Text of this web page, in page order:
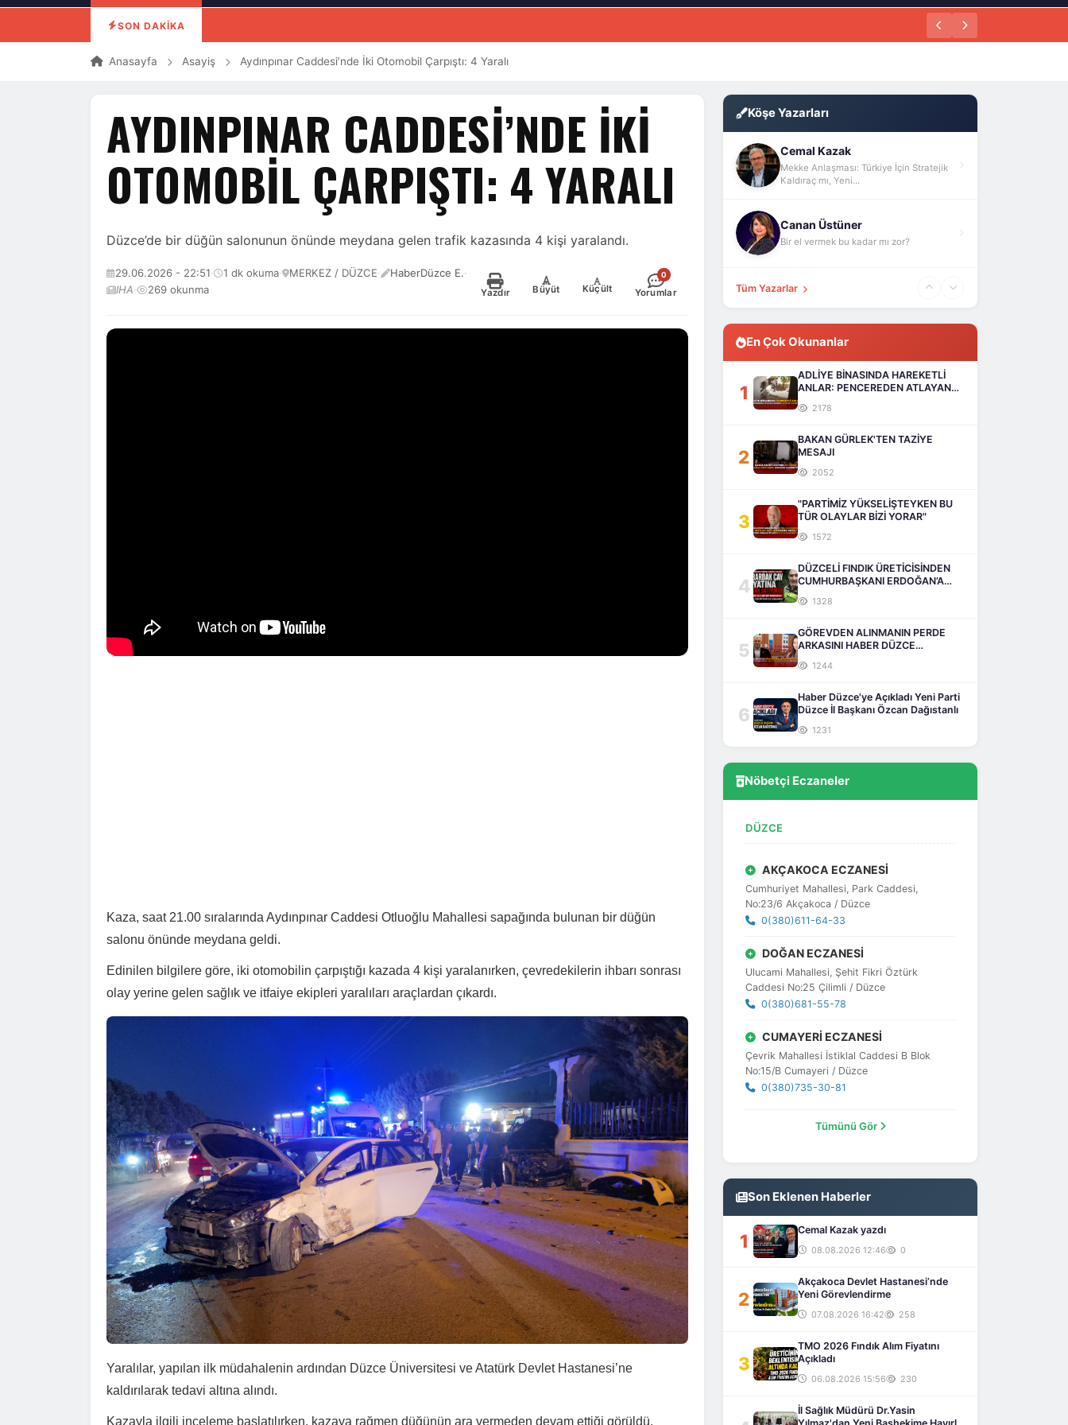
SON DAKİKA
Anasayfa Asayiş Aydınpınar Caddesi’nde İki Otomobil Çarpıştı: 4 Yaralı
AYDINPINAR CADDESI’NDE İKI
OTOMOBIL ÇARPIŞTI: 4 YARALI
Düzce’de bir düğün salonunun önünde meydana gelen trafik kazasında 4 kişi yaralandı.
29.06.2026 - 22:51· 1 dk okuma· MERKEZ / DÜZCE· HaberDüzce E.·
IHA· 269 okunma Yazdır
+
Büyüt
-
Küçült
0
Yorumlar
Kaza, saat 21.00 sıralarında Aydınpınar Caddesi Otluoğlu Mahallesi sapağında bulunan bir düğün
salonu önünde meydana geldi.
Edinilen bilgilere göre, iki otomobilin çarpıştığı kazada 4 kişi yaralanırken, çevredekilerin ihbarı sonrası
olay yerine gelen sağlık ve itfaiye ekipleri yaralıları araçlardan çıkardı.
Yaralılar, yapılan ilk müdahalenin ardından Düzce Üniversitesi ve Atatürk Devlet Hastanesi’ne
kaldırılarak tedavi altına alındı.
Kazayla ilgili inceleme başlatılırken, kazaya rağmen düğünün ara vermeden devam ettiği görüldü.
Köşe Yazarları
Cemal Kazak
Mekke Anlaşması: Türkiye İçin Stratejik
Kaldıraç mı, Yeni...
Canan Üstüner
Bir el vermek bu kadar mı zor?
Tüm Yazarlar
En Çok Okunanlar
1
ADLİYE BİNASINDA HAREKETLİ
ANLAR: PENCEREDEN ATLAYAN
2178
2
BAKAN GÜRLEK'TEN TAZİYE
MESAJI
2052
3
"PARTİMİZ YÜKSELİŞTEYKEN BU
TÜR OLAYLAR BİZİ YORAR"
1572
4
DÜZCELİ FINDIK ÜRETİCİSİNDEN
CUMHURBAŞKANI ERDOĞAN’A
1328
5
GÖREVDEN ALINMANIN PERDE
ARKASINI HABER DÜZCE
1244
6
Haber Düzce'ye Açıkladı Yeni Parti
Düzce İl Başkanı Özcan Dağıstanlı
1231
Nöbetçi Eczaneler
DÜZCE
AKÇAKOCA ECZANESİ
Cumhuriyet Mahallesi, Park Caddesi,
No:23/6 Akçakoca / Düzce
0(380)611-64-33
DOĞAN ECZANESİ
Ulucami Mahallesi, Şehit Fikri Öztürk
Caddesi No:25 Çilimli / Düzce
0(380)681-55-78
CUMAYERİ ECZANESİ
Çevrik Mahallesi İstiklal Caddesi B Blok
No:15/B Cumayeri / Düzce
0(380)735-30-81
Tümünü Gör
Son Eklenen Haberler
1
Cemal Kazak yazdı
08.08.2026 12:46 0
2
Akçakoca Devlet Hastanesi’nde
Yeni Görevlendirme
07.08.2026 16:42 258
3
TMO 2026 Fındık Alım Fiyatını
Açıkladı
06.08.2026 15:56 230
İl Sağlık Müdürü Dr.Yasin